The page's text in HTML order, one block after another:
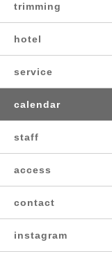
trimming
hotel
service
calendar
staff
access
contact
instagram